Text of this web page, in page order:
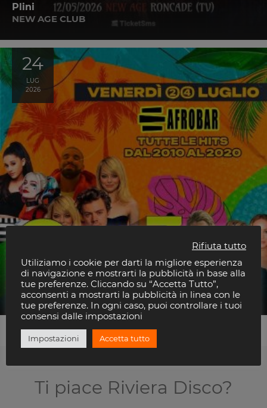
Plini
NEW AGE CLUB
24
LUG
2026
Generazione Z
Afrobar
Ti piace Riviera Disco?
Rifiuta tutto
Utiliziamo i cookie per darti la migliore esperienza
di navigazione e mostrarti la pubblicità in base alla
tue preferenze. Cliccando su “Accetta Tutto”,
acconsenti a mostrarti la pubblicità in linea con le
tue preferenze. In ogni caso, puoi controllare i tuoi
consensi dalle impostazioni
Impostazioni Accetta tutto